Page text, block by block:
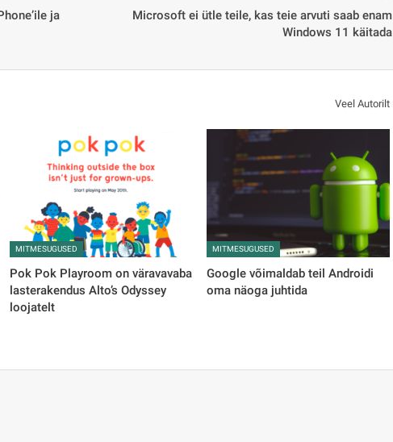
ja
Microsoft ei ütle teile, kas teie arvuti saab enam
Windows 11 käitada
Veel Autorilt
MITMESUGUSED
Pok Pok Playroom on väravavaba
lasterakendus Alto’s Odyssey
loojatelt
MITMESUGUSED
Google võimaldab teil Androidi
oma näoga juhtida